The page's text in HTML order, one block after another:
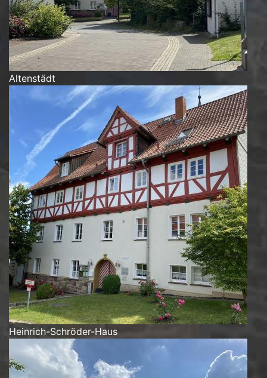
Altenstädt
Heinrich-Schröder-Haus